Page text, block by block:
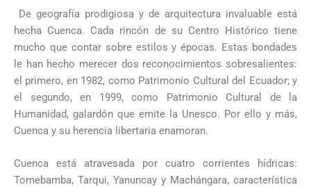
De geografía prodigiosa y de arquitectura invaluable está
hecha Cuenca. Cada rincón de su Centro Histórico tiene
mucho que contar sobre estilos y épocas. Estas bondades
le han hecho merecer dos reconocimientos sobresalientes:
el primero, en 1982, como Patrimonio Cultural del Ecuador; y
el segundo, en 1999, como Patrimonio Cultural de la
Humanidad, galardón que emite la Unesco. Por ello y más,
Cuenca y su herencia libertaria enamoran.
Cuenca está atravesada por cuatro corrientes hídricas:
Tomebamba, Tarqui, Yanuncay y Machángara, característica